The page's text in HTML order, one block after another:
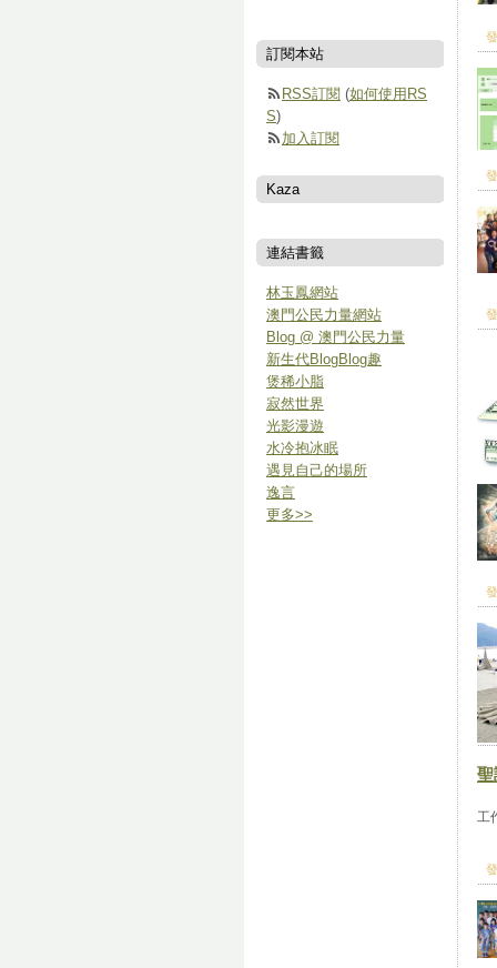
聖
工
訂閱本站
RSS訂閱 (如何使用RS
S)
加入訂閱
Kaza
連結書籤
林玉鳳網站
澳門公民力量網站
Blog @ 澳門公民力量
新生代BlogBlog趣
煲稀小脂
寂然世界
光影漫遊
水冷抱冰眠
遇見自己的場所
逸言
更多>>